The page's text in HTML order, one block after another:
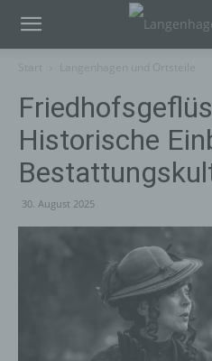
Historische
30. August 2025